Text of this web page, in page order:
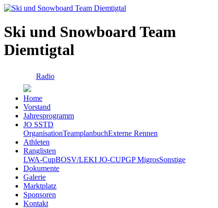
Ski und Snowboard Team
Diemtigtal
Radio
Home
Vorstand
Jahresprogramm
JO SSTD
OrganisationTeamplanbuchExterne Rennen
Athleten
Ranglisten
LWA-CupBOSV/LEKI JO-CUPGP MigrosSonstige
Dokumente
Galerie
Marktplatz
Sponsoren
Kontakt